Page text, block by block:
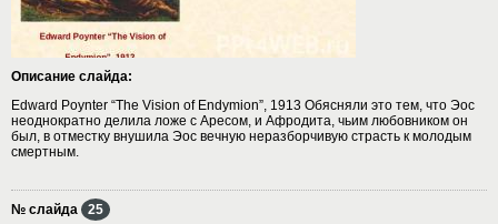
Описание слайда:
Edward Poynter “The Vision of Endymion”, 1913 Обясняли это тем, что Эос
неоднократно делила ложе с Аресом, и Афродита, чьим любовником он
был, в отместку внушила Эос вечную неразборчивую страсть к молодым
смертным.
№ слайда 25